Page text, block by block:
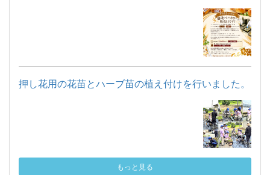
押し花用の花苗とハーブ苗の植え付けを行いました。
もっと見る